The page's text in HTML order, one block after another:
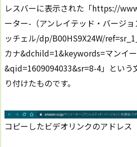
レスバーに表示された「https://
ーター-（アンレイテッド・バージ
ッチェル/dp/B00HS9X24W/
カナ&dchild=1&keywords=マンイ
&qid=1609094033&sr=8-4」という
り付けたものです。
コピーしたビデオリンクのアドレス